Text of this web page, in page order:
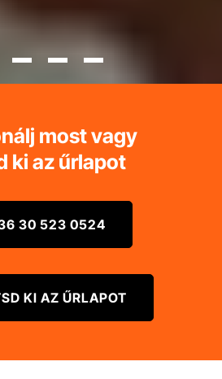
most vagy
ki az űrlapot
30 523 0524
KI AZ ŰRLAPOT